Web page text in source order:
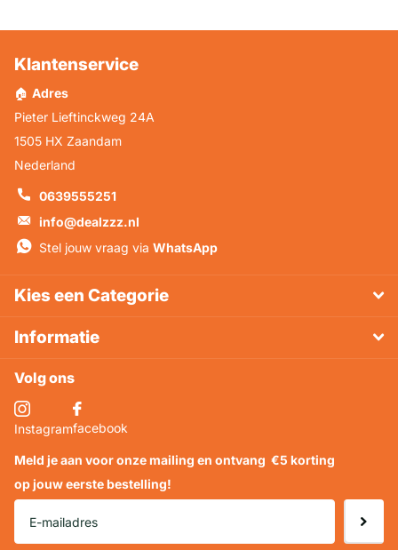
Klantenservice
🏠 Adres
Pieter Lieftinckweg 24A
1505 HX Zaandam
Nederland
0639555251
info@dealzzz.nl
Stel jouw vraag via WhatsApp
Kies een Categorie
Informatie
Volg ons
Instagramfacebook
Meld je aan voor onze mailing en ontvang €5 korting
op jouw eerste bestelling!